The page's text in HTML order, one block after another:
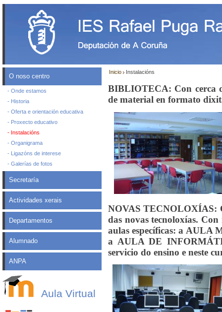
O noso centro
- Onde estamos
- Historia
- Oferta e orientación educativa
- Proxecto educativo
- Instalacións
- Organigrama
- Ligazóns de interese
- Galerías de fotos
Secretaría
Actividades xerais
Departamentos
Alumnado
ANPA
Aula Virtual
Inicio Instalacións
BIBLIOTECA: Con cerca
de material en formato
NOVAS TECNOLOXÍAS:
das novas tecnoloxías.
aulas específicas: a AULA
a AULA DE
servicio do ensino e neste